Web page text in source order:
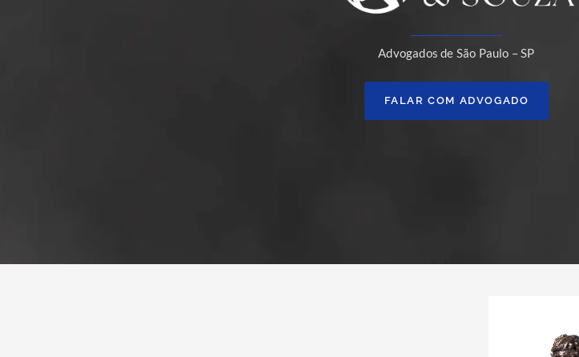
Advogados de São Paulo – SP
FALAR COM ADVOGADO